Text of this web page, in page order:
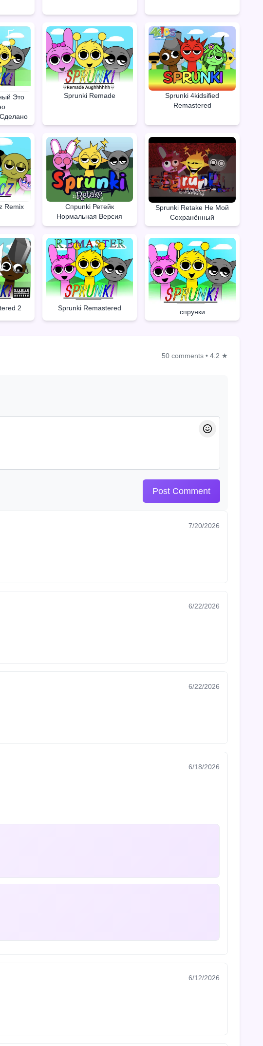
Это
Sprunki Remade
Sprunki 4kidsified
Remastered
Remix
Спрunki Ретейк
Нормальная Версия
Sprunki Retake Не Мой
Сохранённый
2 Sprunki Remastered спрунки
50 comments • 4.2 ★
Post Comment
7/20/2026
6/22/2026
6/22/2026
6/18/2026
6/12/2026